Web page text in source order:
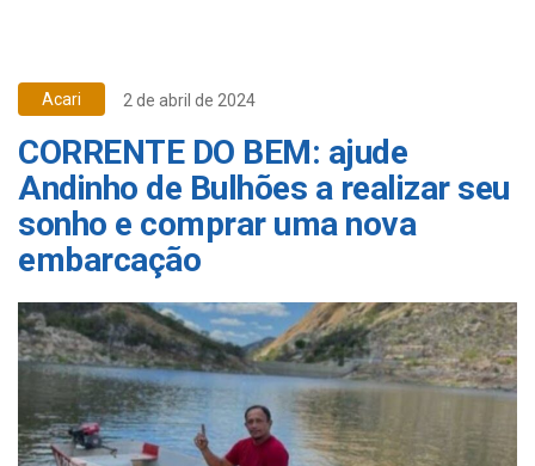
Acari 2 de abril de 2024
CORRENTE DO BEM: ajude
Andinho de Bulhões a realizar seu
sonho e comprar uma nova
embarcação